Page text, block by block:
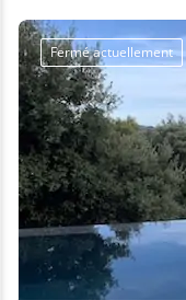
Fermé actuellement